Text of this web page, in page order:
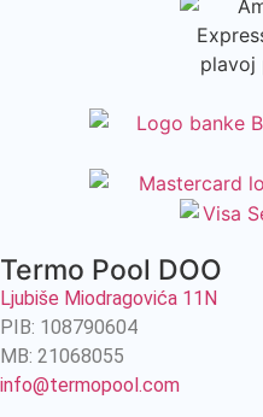
Termo Pool DOO
Ljubiše Miodragovića 11N
PIB: 108790604
MB: 21068055
info@termopool.com